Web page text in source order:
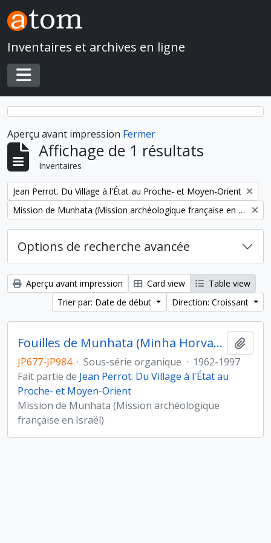
Skip to main content
Inventaires et archives en ligne
Toggle navigation
Aperçu avant impression Fermer
Affichage de 1 résultats
Inventaires
Remove filter:
Jean Perrot. Du Village à l'État au Proche- et Moyen-Orient
Remove filter:
Mission de Munhata (Mission archéologique française en Israël)
Options de recherche avancée
Aperçu avant impression Card view
Table view
Trier par: Date de début
Direction: Croissant
Fouilles de Munhata (Minha Horvat) sous la direction de Jean Perrot
JP677-JP984 · Sous-série organique · 1962-1997
Fait partie de Jean Perrot. Du Village à l'État au
Proche- et Moyen-Orient
Mission de Munhata (Mission archéologique
française en Israël)